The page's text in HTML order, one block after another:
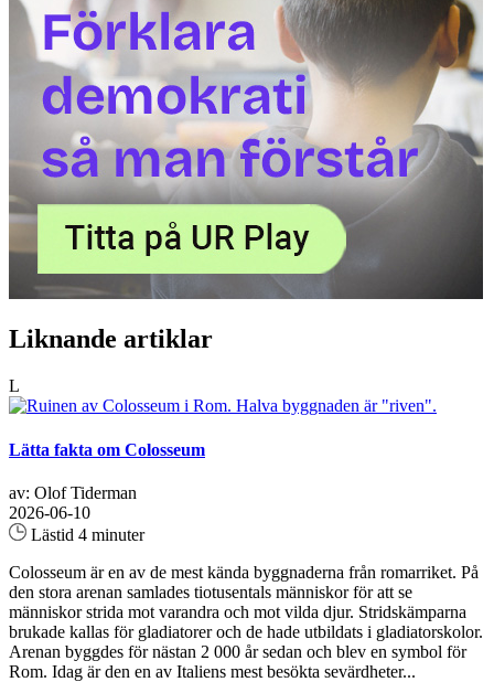
Liknande artiklar
L
Lätta fakta om Colosseum
av: Olof Tiderman
2026-06-10
Lästid 4 minuter
Colosseum är en av de mest kända byggnaderna från romarriket. På
den stora arenan samlades tiotusentals människor för att se
människor strida mot varandra och mot vilda djur. Stridskämparna
brukade kallas för gladiatorer och de hade utbildats i gladiatorskolor.
Arenan byggdes för nästan 2 000 år sedan och blev en symbol för
Rom. Idag är den en av Italiens mest besökta sevärdheter...